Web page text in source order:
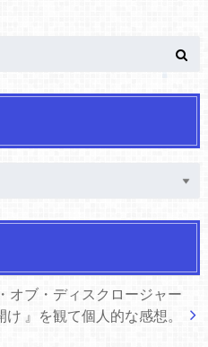
オブ・ディスクロージャー
』を観て個人的な感想。